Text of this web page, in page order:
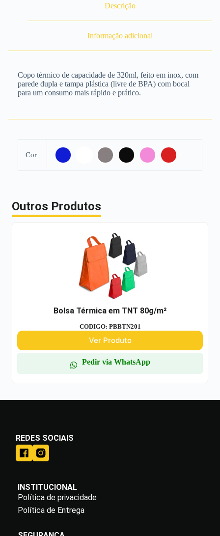
Descrição
Informação adicional
Copo térmico de capacidade de 320ml, feito em inox, com
parede dupla e tampa plástica (livre de BPA) com bocal
para um consumo mais rápido e prático.
Cor
Outros Produtos
Bolsa Térmica em TNT 80g/m²
CODIGO: PBBTN201
Ver Produto
Pedir via WhatsApp
REDES SOCIAIS
INSTITUCIONAL
Política de privacidade
Política de Entrega